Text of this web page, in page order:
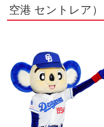
空港 セントレア）